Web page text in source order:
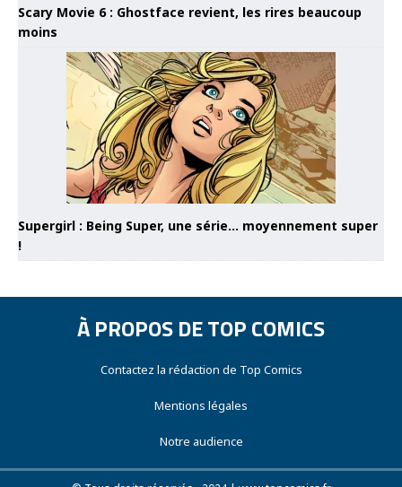
Scary Movie 6 : Ghostface revient, les rires beaucoup
moins
Supergirl : Being Super, une série… moyennement super
!
À PROPOS DE TOP COMICS
Contactez la rédaction de Top Comics
Mentions légales
Notre audience